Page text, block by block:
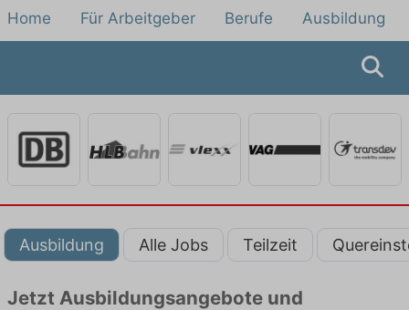
Home Für Arbeitgeber Berufe Ausbildung
Ausbildung Alle Jobs Teilzeit
Jetzt Ausbildungsangebote und